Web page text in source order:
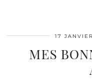
17
MES